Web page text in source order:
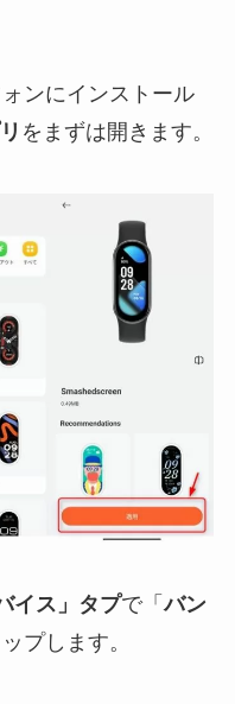
ンにインストール
をまずは開きます。
イス」タプで「バン
プします。